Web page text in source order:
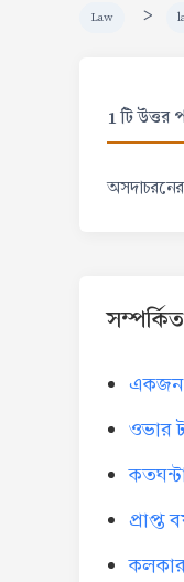
Law >
1 টি উত্তর
একজন
ওভার
প্রাপ্ত